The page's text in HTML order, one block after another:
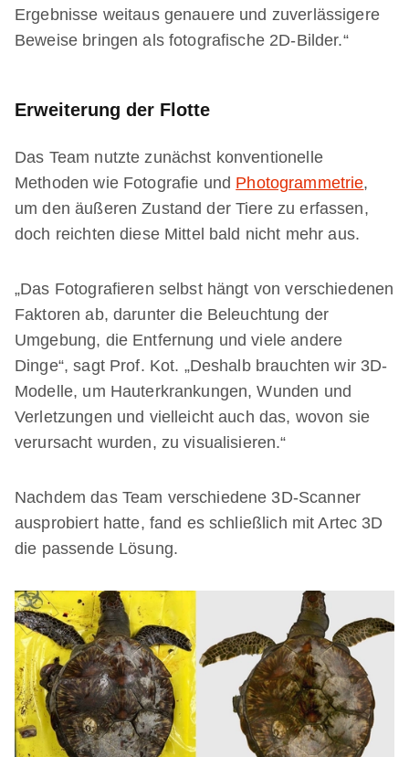
Ergebnisse weitaus genauere und zuverlässigere
Beweise bringen als fotografische 2D-Bilder.“
Erweiterung der Flotte
Das Team nutzte zunächst konventionelle
Methoden wie Fotografie und Photogrammetrie,
um den äußeren Zustand der Tiere zu erfassen,
doch reichten diese Mittel bald nicht mehr aus.
„Das Fotografieren selbst hängt von verschiedenen
Faktoren ab, darunter die Beleuchtung der
Umgebung, die Entfernung und viele andere
Dinge“, sagt Prof. Kot. „Deshalb brauchten wir 3D-
Modelle, um Hauterkrankungen, Wunden und
Verletzungen und vielleicht auch das, wovon sie
verursacht wurden, zu visualisieren.“
Nachdem das Team verschiedene 3D-Scanner
ausprobiert hatte, fand es schließlich mit Artec 3D
die passende Lösung.